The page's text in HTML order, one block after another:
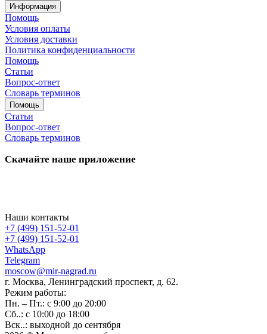
Информация
Помощь
Условия оплаты
Условия доставки
Политика конфиденциальности
Помощь
Статьи
Вопрос-ответ
Словарь терминов
Помощь
Статьи
Вопрос-ответ
Словарь терминов
Скачайте наше приложение
Наши контакты
+7 (499) 151-52-01
+7 (499) 151-52-01
WhatsApp
Telegram
moscow@mir-nagrad.ru
г. Москва, Ленинградский проспект, д. 62.
Режим работы:
Пн. – Пт.: с 9:00 до 20:00
Сб..: с 10:00 до 18:00
Вск..: выходной до сентября